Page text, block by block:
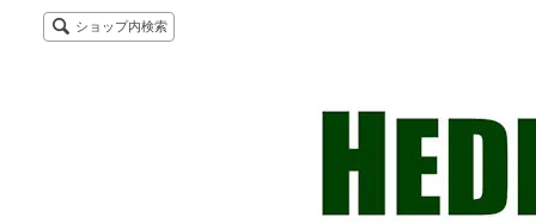
ショップ内検索